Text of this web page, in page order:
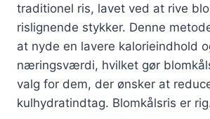
traditionel ris, lavet ved at rive
rislignende stykker. Denne
at nyde en lavere kalorieindhold
næringsværdi, hvilket gør
valg for dem, der ønsker at
kulhydratindtag. Blomkålsris er